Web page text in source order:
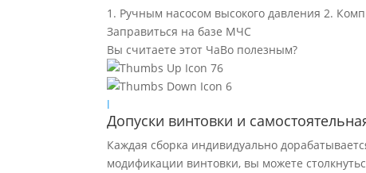
1. Ручным насосом высокого давления 2.
Заправиться на базе МЧС
Вы считаете этот ЧаВо полезным?
76
6
l
Допуски винтовки и
Каждая сборка индивидуально
модификации винтовки, вы можете